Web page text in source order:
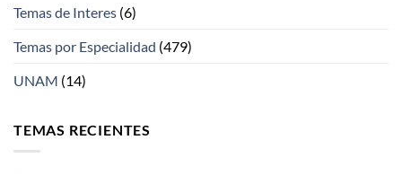
Temas de Interes (6)
Temas por Especialidad (479)
UNAM (14)
TEMAS RECIENTES